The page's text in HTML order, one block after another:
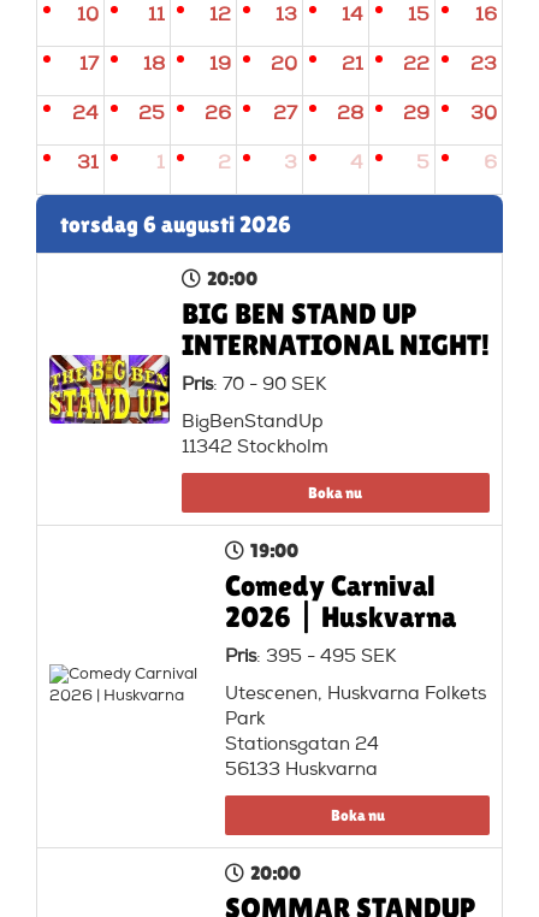
10 11 12 13 14 15 16
17 18 19 20 21 22 23
24 25 26 27 28 29 30
31 1 2 3 4 5 6
torsdag 6 augusti 2026
20:00
BIG BEN STAND UP
INTERNATIONAL NIGHT!
Pris: 70 - 90 SEK
BigBenStandUp
11342 Stockholm
Boka nu
19:00
Comedy Carnival
2026 | Huskvarna
Pris: 395 - 495 SEK
Utescenen, Huskvarna Folkets
Park
Stationsgatan 24
56133 Huskvarna
Boka nu
20:00
SOMMAR STANDUP